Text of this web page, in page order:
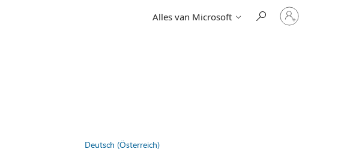
Alles van Microsoft
Meld
je
aan
Deutsch (Österreich)